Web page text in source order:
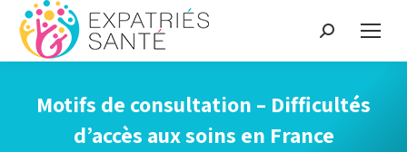
Motifs de consultation – Difficultés
d’accès aux soins en France